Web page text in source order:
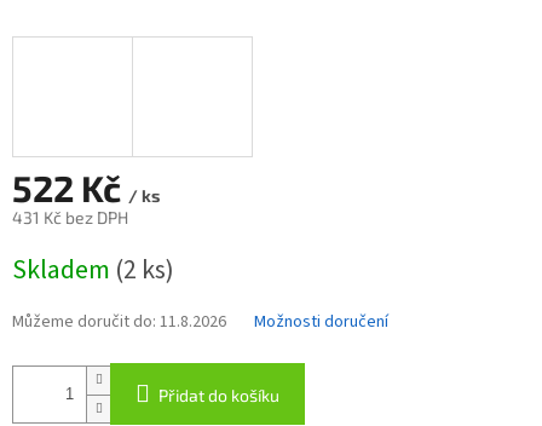
522 Kč / ks
431 Kč bez DPH
cena:
Skladem (2 ks)
Můžeme doručit do: 11.8.2026 Možnosti doručení
Přidat do košíku